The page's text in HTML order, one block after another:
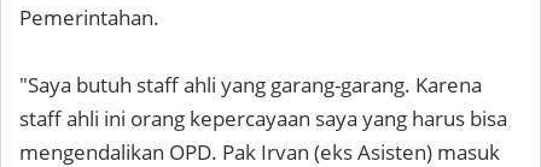
Pemerintahan.
"Saya butuh staff ahli yang garang-garang. Karena
staff ahli ini orang kepercayaan saya yang harus bisa
mengendalikan OPD. Pak Irvan (eks Asisten) masuk